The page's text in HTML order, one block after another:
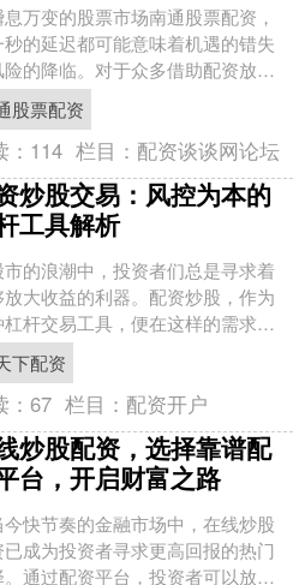
万变的股票市场南通股票配资，
秒的延迟都可能意味着机遇的错失
险的降临。对于众多借助配资放大
杆的投资者而言，交易软件已不
是下单的工具，更是连....
股票配资
114 栏目： 配资谈谈网论坛
炒股交易：风控为本的
工具解析
市的浪潮中，投资者们总是寻求着
放大收益的利器。配资炒股，作为
杠杆交易工具，便在这样的需求中
生。它如同一把双刃剑股天下配
既能以“四两拨千斤”....
下配资
：67 栏目： 配资开户
炒股配资，选择靠谱配
台，开启财富之路
今快节奏的金融市场中，在线炒股
已成为投资者寻求更高回报的热门
。通过配资平台，投资者可以放大